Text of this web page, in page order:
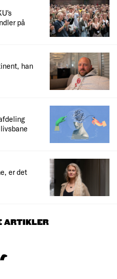
på
han
er det
ARTIKLER